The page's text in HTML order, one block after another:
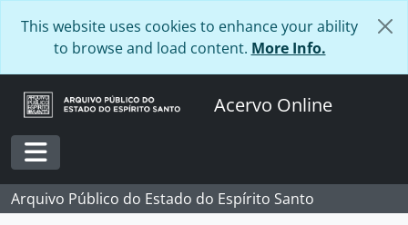
This website uses cookies to enhance your ability
to browse and load content. More Info.
Acervo Online
Toggle navigation
Arquivo Público do Estado do Espírito Santo